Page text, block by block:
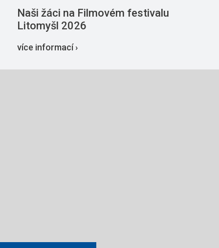
Naši žáci na Filmovém festivalu
Litomyšl 2026
více informací ›